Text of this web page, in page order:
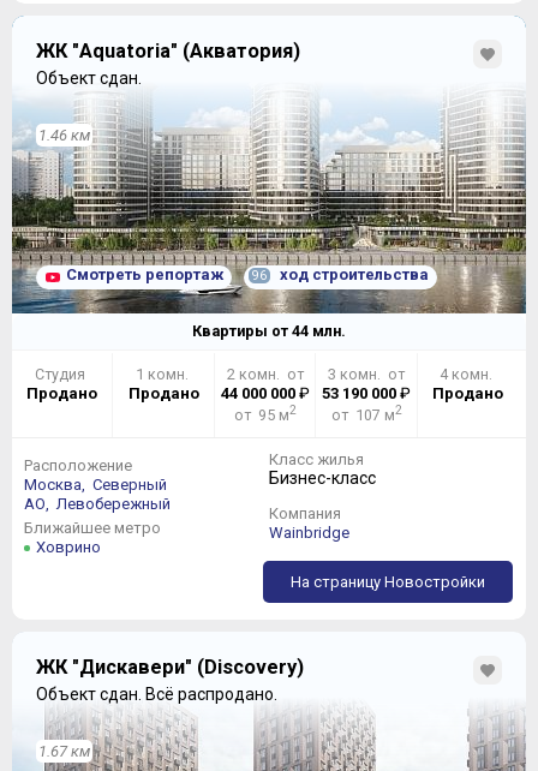
ЖК "Aquatoria" (Акватория)
Объект сдан.
1.46 км
Смотреть репортаж 96 ход строительства
Квартиры от 44 млн.
Студия
Продано
1 комн.
Продано
2 комн. от
44 000 000₽
от 95 м2
3 комн. от
53 190 000 ₽
от 107 м2
4 комн.
Продано
Расположение
Москва,
Северный
АО,
Левобережный
Ближайшее метро
Ховрино
Класс жилья
Бизнес-класс
Компания
Wainbridge
На страницу Новостройки
ЖК "Дискавери" (Discovery)
Объект сдан. Всё распродано.
1.67 км